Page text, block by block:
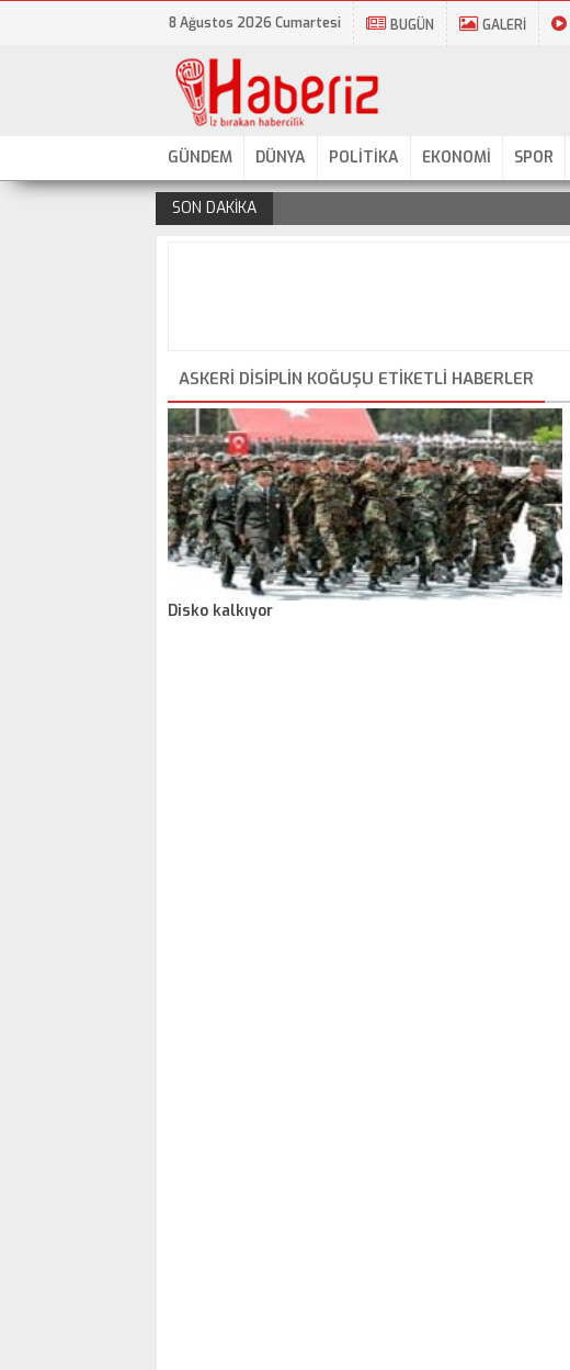
8 Ağustos 2026 Cumartesi BUGÜN GALERİ
GÜNDEM DÜNYA POLİTİKA EKONOMİ SPOR
SON DAKİKA
ASKERI DISIPLIN KOĞUŞU ETIKETLI HABERLER
Disko kalkıyor